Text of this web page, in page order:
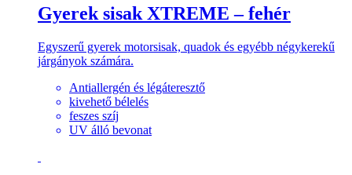
Gyerek sisak XTREME – fehér
Egyszerű gyerek motorsisak, quadok és egyébb négykerekű
járgányok számára.
Antiallergén és légáteresztő
kivehető bélelés
feszes szíj
UV álló bevonat